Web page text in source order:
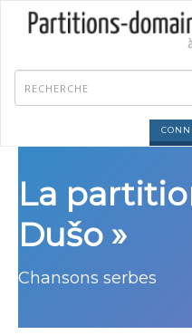
La
Dušo »
Chansons serbes